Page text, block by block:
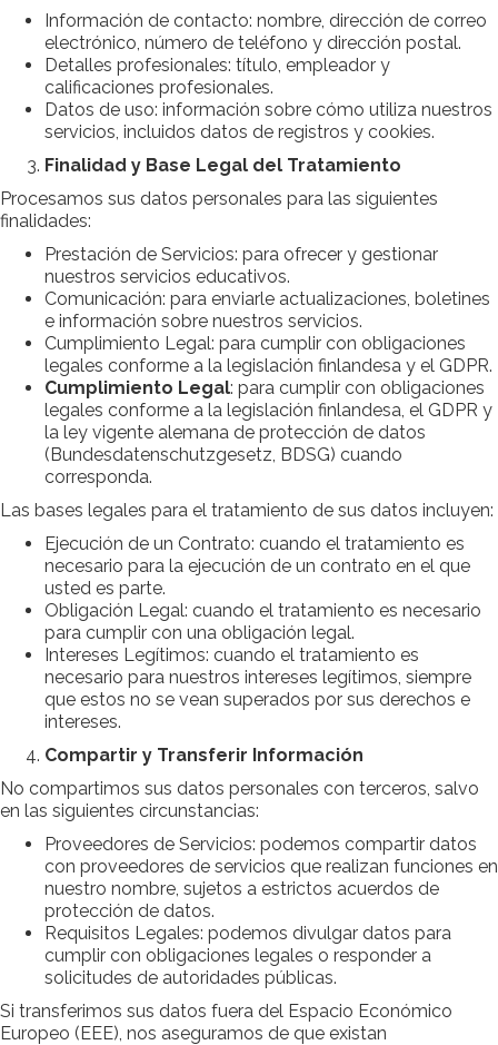
Información de contacto: nombre, dirección de correo
electrónico, número de teléfono y dirección postal.
Detalles profesionales: título, empleador y
calificaciones profesionales.
Datos de uso: información sobre cómo utiliza nuestros
servicios, incluidos datos de registros y cookies.
Finalidad y Base Legal del Tratamiento
Procesamos sus datos personales para las siguientes
finalidades:
Prestación de Servicios: para ofrecer y gestionar
nuestros servicios educativos.
Comunicación: para enviarle actualizaciones, boletines
e información sobre nuestros servicios.
Cumplimiento Legal: para cumplir con obligaciones
legales conforme a la legislación finlandesa y el GDPR.
Cumplimiento Legal: para cumplir con obligaciones
legales conforme a la legislación finlandesa, el GDPR y
la ley vigente alemana de protección de datos
(Bundesdatenschutzgesetz, BDSG) cuando
corresponda.
Las bases legales para el tratamiento de sus datos incluyen:
Ejecución de un Contrato: cuando el tratamiento es
necesario para la ejecución de un contrato en el que
usted es parte.
Obligación Legal: cuando el tratamiento es necesario
para cumplir con una obligación legal.
Intereses Legítimos: cuando el tratamiento es
necesario para nuestros intereses legítimos, siempre
que estos no se vean superados por sus derechos e
intereses.
Compartir y Transferir Información
No compartimos sus datos personales con terceros, salvo
en las siguientes circunstancias:
Proveedores de Servicios: podemos compartir datos
con proveedores de servicios que realizan funciones en
nuestro nombre, sujetos a estrictos acuerdos de
protección de datos.
Requisitos Legales: podemos divulgar datos para
cumplir con obligaciones legales o responder a
solicitudes de autoridades públicas.
Si transferimos sus datos fuera del Espacio Económico
Europeo (EEE), nos aseguramos de que existan